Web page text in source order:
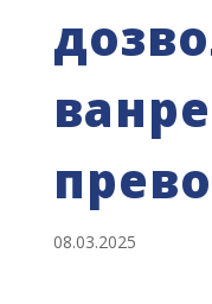
08.03.2025